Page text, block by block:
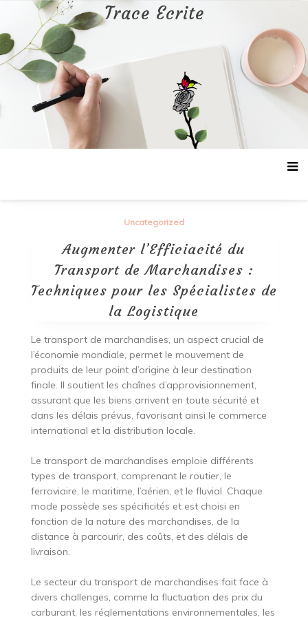
contenu
Trace Ecrite
Uncategorized
Augmenter l’Efficiacité du
Transport de Marchandises :
Techniques pour les Spécialistes de
la Logistique
Le transport de marchandises, un aspect crucial de
l’économie mondiale, permet le mouvement de
produits de leur point d’origine à leur destination
finale. Il soutient les chaînes d’approvisionnement,
assurant que les biens arrivent en toute sécurité et
dans les délais prévus, favorisant ainsi le commerce
international et la distribution locale.
Le transport de marchandises emploie différents
types de transport, comprenant le routier, le
ferroviaire, le maritime, l’aérien, et le fluvial. Chaque
mode possède ses spécificités et est choisi en
fonction de la nature des marchandises, de la
distance à parcourir, des coûts, et des délais de
livraison.
Le secteur du transport de marchandises fait face à
divers challenges, comme la fluctuation des prix du
carburant, les réglementations environnementales, les